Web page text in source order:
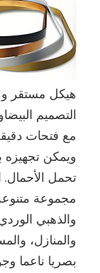
هيكل مستقر
التصميم
مع فتحات
ويمكن تجهيزه
تحمل
مجموعة
والذهبي
والمنازل،
بصريا ناعما